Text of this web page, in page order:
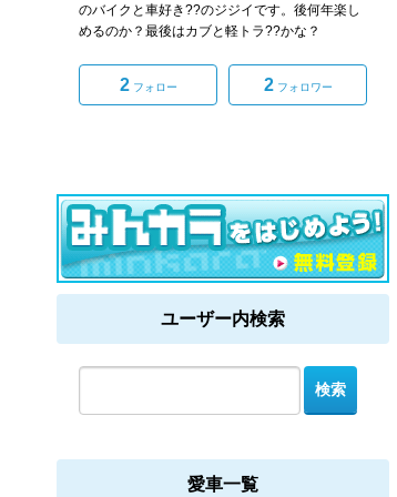
のバイクと車好き??のジジイです。後何年楽し
めるのか？最後はカブと軽トラ??かな？
2フォロー 2フォロワー
ユーザー内検索
愛車一覧